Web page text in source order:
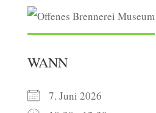
WANN
7. Juni 2026